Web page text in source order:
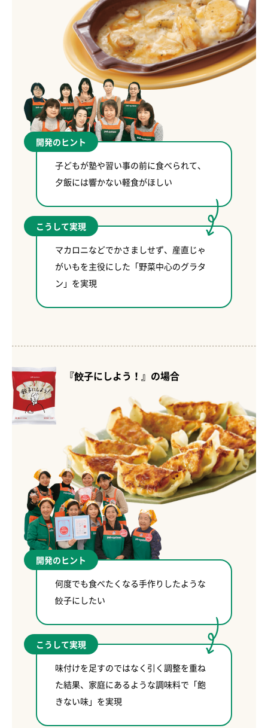
開発のヒント
子どもが塾や習い事の前に食べられて、
夕飯には響かない軽食がほしい
こうして実現
マカロニなどでかさましせず、産直じゃ
がいもを主役にした「野菜中心のグラタ
ン」を実現
『餃子にしよう！』の場合
開発のヒント
何度でも食べたくなる手作りしたような
餃子にしたい
こうして実現
味付けを足すのではなく引く調整を重ね
た結果、家庭にあるような調味料で「飽
きない味」を実現